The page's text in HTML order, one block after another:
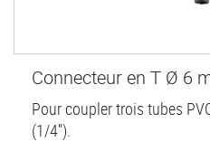
Connecteur en T Ø 6
Pour coupler trois tubes
(1/4'').